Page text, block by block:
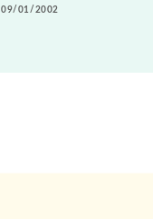
09/01/2002